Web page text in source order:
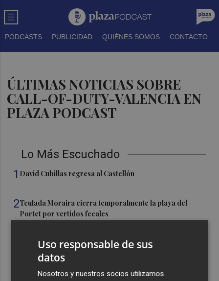
PODCASTS PUBLICIDAD QUIÉNES SOMOS CONTACTO
ÚLTIMAS NOTICIAS SOBRE
CALL-OF-DUTY-VALENCIA EN
PLAZA PODCAST
Lo Más Escuchado
1 David Cubillas regresa al Castellón
2Teulada Moraira cierra temporalmente la playa del
Portet por vertidos fecales
Activado el máximo nivel de preemergencia frente a
incendios en la Comunitat toda la jornada del eclipse
Uso responsable de sus
datos
Nosotros y nuestros socios utilizamos